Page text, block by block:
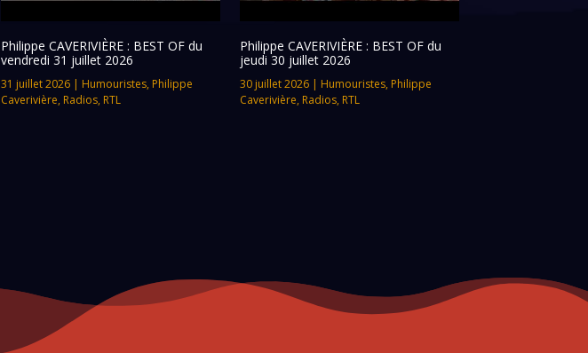
Philippe CAVERIVIÈRE : BEST OF du
vendredi 31 juillet 2026
31 juillet 2026| Humouristes, Philippe
Caverivière, Radios, RTL
Philippe CAVERIVIÈRE : BEST OF du
jeudi 30 juillet 2026
30 juillet 2026| Humouristes, Philippe
Caverivière, Radios, RTL